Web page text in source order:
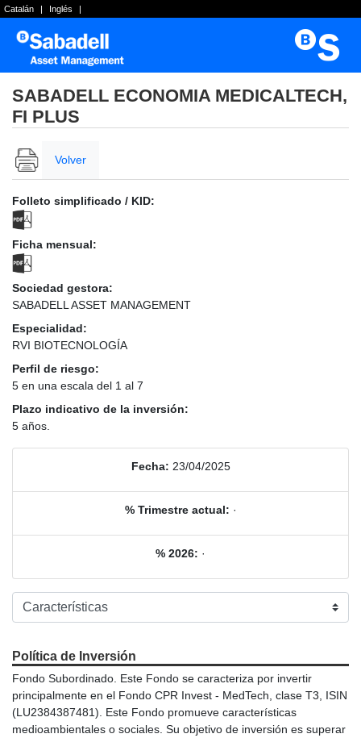
Catalán | Inglés |
SABADELL ECONOMIA MEDICALTECH,
FI PLUS
Volver
Folleto simplificado / KID:
Ficha mensual:
Sociedad gestora:
SABADELL ASSET MANAGEMENT
Especialidad:
RVI BIOTECNOLOGÍA
Perfil de riesgo:
5 en una escala del 1 al 7
Plazo indicativo de la inversión:
5 años.
Fecha: 23/04/2025
% Trimestre actual: ·
% 2026: ·
Política de Inversión
Fondo Subordinado. Este Fondo se caracteriza por invertir
principalmente en el Fondo CPR Invest - MedTech, clase T3, ISIN
(LU2384387481). Este Fondo promueve características
medioambientales o sociales. Su objetivo de inversión es superar